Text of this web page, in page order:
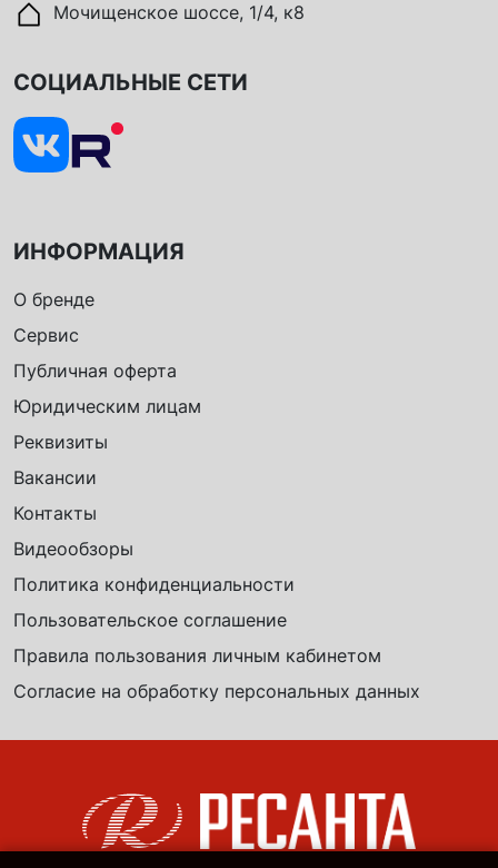
Мочищенское шоссе, 1/4, к8
ИНФОРМАЦИЯ
О бренде
Сервис
Публичная оферта
Юридическим лицам
Реквизиты
Вакансии
Контакты
Видеообзоры
Политика конфиденциальности
Пользовательское соглашение
Правила пользования личным кабинетом
Согласие на обработку персональных данных
СОЦИАЛЬНЫЕ СЕТИ